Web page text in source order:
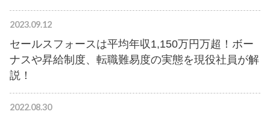
2023.09.12
セールスフォースは平均年収1,150万円万超！ボー
ナスや昇給制度、転職難易度の実態を現役社員が解
説！
2022.08.30